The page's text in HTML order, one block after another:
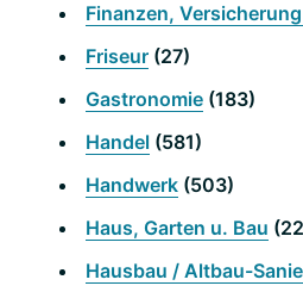
Finanzen,
Friseur (27)
Gastronomie (183)
Handel (581)
Handwerk (503)
Haus, Garten u. Bau
Hausbau / Altbau-